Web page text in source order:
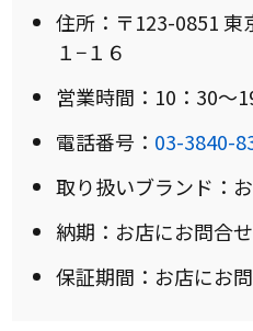
住所：〒123-0851 東
１−１６
営業時間：10：30～
電話番号： 03-3840-
取り扱いブランド：
納期：お店にお問合
保証期間：お店にお